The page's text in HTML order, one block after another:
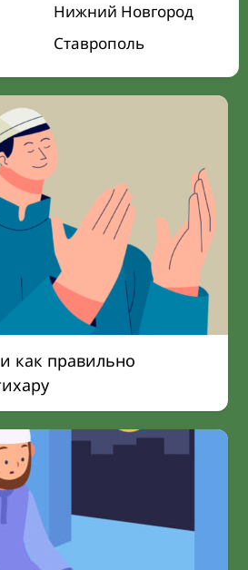
Нижний Новгород
Ставрополь
как правильно